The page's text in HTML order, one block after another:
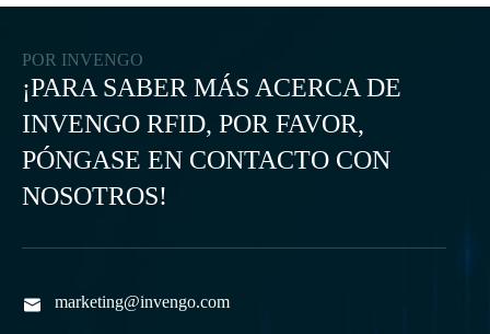
POR INVENGO
¡PARA SABER MÁS ACERCA DE
INVENGO RFID, POR FAVOR,
PÓNGASE EN CONTACTO CON
NOSOTROS!
 marketing@invengo.com